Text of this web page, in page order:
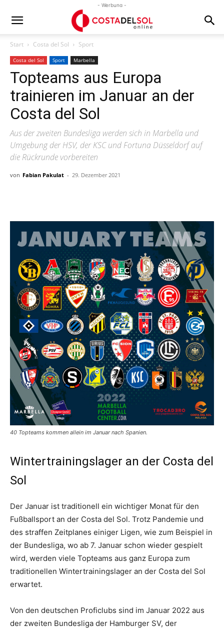
- Werbung -
Start Costa del Sol Sport
Costa del Sol Sport Marbella
Topteams aus Europa
trainieren im Januar an der
Costa del Sol
Aus der zweiten Bundesliga werden sich in Marbella und
Umgebung der HSV, der KSC und Fortuna Düsseldorf auf
die Rückrunde vorbereiten
von Fabian Pakulat - 29. Dezember 2021
40 Topteams kommen allein im Januar nach Spanien.
Wintertrainingslager an der Costa del
Sol
Der Januar ist traditionell ein wichtiger Monat für den
Fußballsport an der Costa del Sol. Trotz Pandemie und
des straffen Zeitplanes einiger Ligen, wie zum Beispiel in
der Bundesliga, wo ab 7. Januar schon wieder gespielt
wird, werden viele Topteams aus ganz Europa zum
traditionellen Wintertrainingslager an der Costa del Sol
erwartet.
Von den deutschen Proficlubs sind im Januar 2022 aus
der zweiten Bundesliga der Hamburger SV, der